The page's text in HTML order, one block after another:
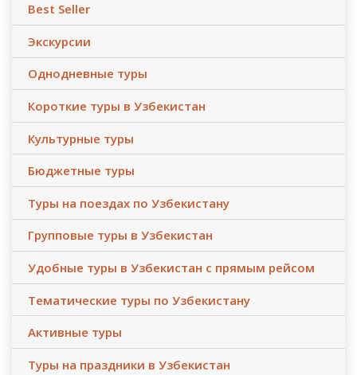
Best Seller
Экскурсии
Однодневные туры
Короткие туры в Узбекистан
Культурные туры
Бюджетные туры
Туры на поездах по Узбекистану
Групповые туры в Узбекистан
Удобные туры в Узбекистан с прямым рейсом
Тематические туры по Узбекистану
Активные туры
Туры на праздники в Узбекистан